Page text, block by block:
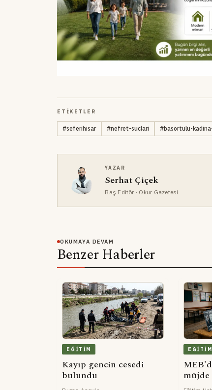
ETIKETLER
#seferihisar #nefret-suclari #basortulu-
YAZAR
Serhat Çiçek
Baş Editör · Okur Gazetesi
OKUMAYA DEVAM
Benzer Haberler
EĞITIM
Kayıp gencin cesedi
bulundu
EĞITIM
müjde